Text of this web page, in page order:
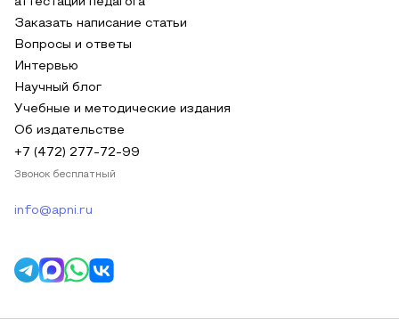
аттестации педагога
Заказать написание статьи
Вопросы и ответы
Интервью
Научный блог
Учебные и методические издания
Об издательстве
+7 (472) 277-72-99
Звонок бесплатный
info@apni.ru